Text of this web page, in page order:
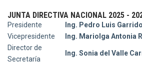
JUNTA DIRECTIVA NACIONAL 2025 -
Presidente
Ing. Pedro Luis
Vicepresidente
Ing. Mariolga Antonia
Director de
Secretaría
Ing. Sonia del Valle